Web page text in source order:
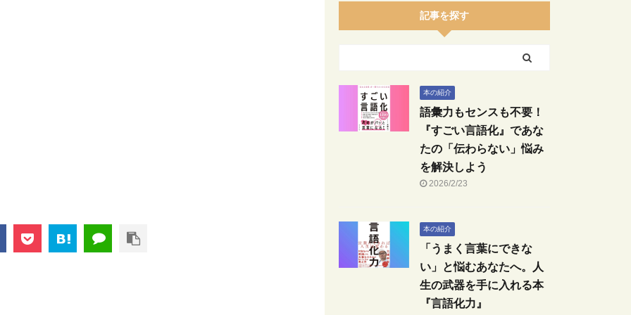
記事を探す
本の紹介
語彙力もセンスも不要！
『すごい言語化』であな
たの「伝わらない」悩み
を解決しよう
2026/2/23
本の紹介
「うまく言葉にできな
い」と悩むあなたへ。人
生の武器を手に入れる本
『言語化力』